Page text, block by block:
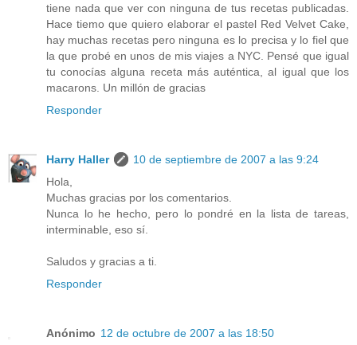
tiene nada que ver con ninguna de tus recetas publicadas.
Hace tiemo que quiero elaborar el pastel Red Velvet Cake,
hay muchas recetas pero ninguna es lo precisa y lo fiel que
la que probé en unos de mis viajes a NYC. Pensé que igual
tu conocías alguna receta más auténtica, al igual que los
macarons. Un millón de gracias
Responder
Harry Haller
10 de septiembre de 2007 a las 9:24
Hola,
Muchas gracias por los comentarios.
Nunca lo he hecho, pero lo pondré en la lista de tareas,
interminable, eso sí.
Saludos y gracias a ti.
Responder
Anónimo 12 de octubre de 2007 a las 18:50